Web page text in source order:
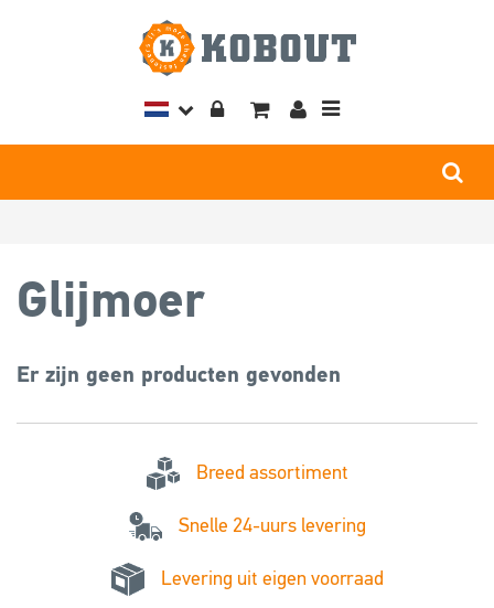
Toggle
Glijmoer
Er zijn geen producten gevonden
Breed assortiment
Snelle 24-uurs levering
Levering uit eigen voorraad